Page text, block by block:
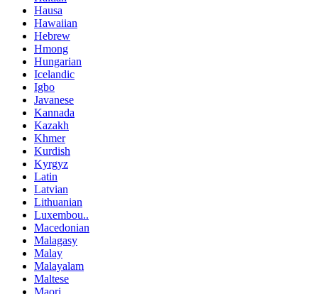
Hausa
Hawaiian
Hebrew
Hmong
Hungarian
Icelandic
Igbo
Javanese
Kannada
Kazakh
Khmer
Kurdish
Kyrgyz
Latin
Latvian
Lithuanian
Luxembou..
Macedonian
Malagasy
Malay
Malayalam
Maltese
Maori